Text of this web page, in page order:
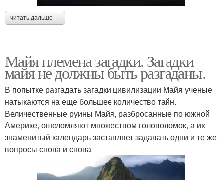
читать дальше →
Майя племена загадки. Загадки
майя не должны быть разгаданы.
В попытке разгадать загадки цивилизации Майя ученые
натыкаются на еще большее количество тайн.
Величественные руины Майя, разбросанные по южной
Америке, ошеломляют множеством головоломок, а их
знаменитый календарь заставляет задавать одни и те же
вопросы снова и снова